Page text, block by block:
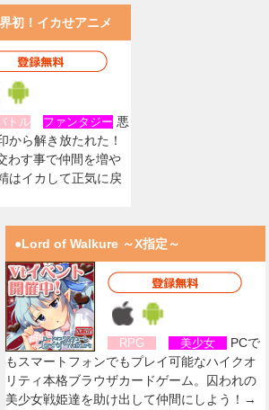
初！イカせアニメ
トル ファンタジー 悪
から解き放たれた！
わす事で仲間を増や
はイカして正気に戻
●Lord of Walkure ～X指定～
RPG 美少女
PCで
もスマートフォンでもプレイ可能なハイクオ
リティ本格ブラウザカードゲーム。囚われの
美少女戦姫達を助け出して仲間にしよう！→